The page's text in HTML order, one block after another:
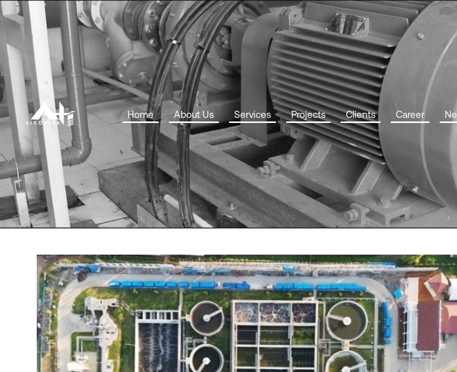
Home About Us Services Projects Clients Career